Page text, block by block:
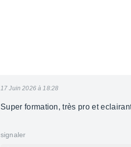
17 Juin 2026 à 18:28
Super formation, très pro et
signaler